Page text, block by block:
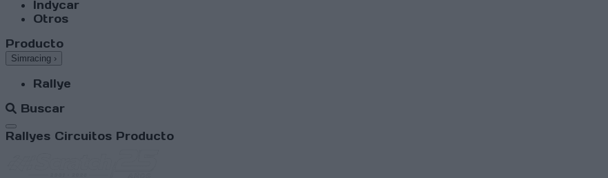
Indycar
Otros
Producto
Simracing ›
Rallye
Buscar
Abrir menú
Rallyes Circuitos Producto